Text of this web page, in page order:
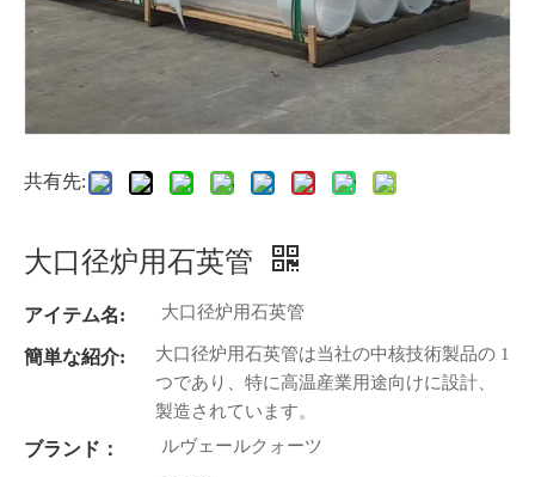
共有先:
大口径炉用石英管
アイテム名: 大口径炉用石英管
簡単な紹介:
大口径炉用石英管は当社の中核技術製品の 1
つであり、特に高温産業用途向けに設計、
製造されています。
ブランド： ルヴェールクォーツ